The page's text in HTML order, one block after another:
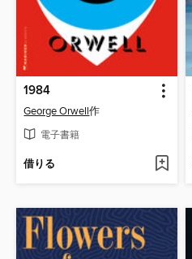
1984
George Orwell作
電子書籍
借りる